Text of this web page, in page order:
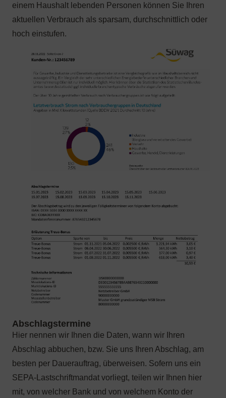
einem Haushalt lebenden Personen können Sie Ihren
aktuellen Verbrauch als sparsam, durchschnittlich oder
hoch einstufen.
Hier nennen wir Ihnen die Daten, wann wir Ihren
Abschlag abbuchen, bzw. Sie uns Ihren Abschlag, am
besten per Dauerauftrag, überweisen. Sofern uns ein
SEPA-Lastschriftmandat vorliegt, teilen wir Ihnen hier
mit, von welcher Bank und von welchem Konto der